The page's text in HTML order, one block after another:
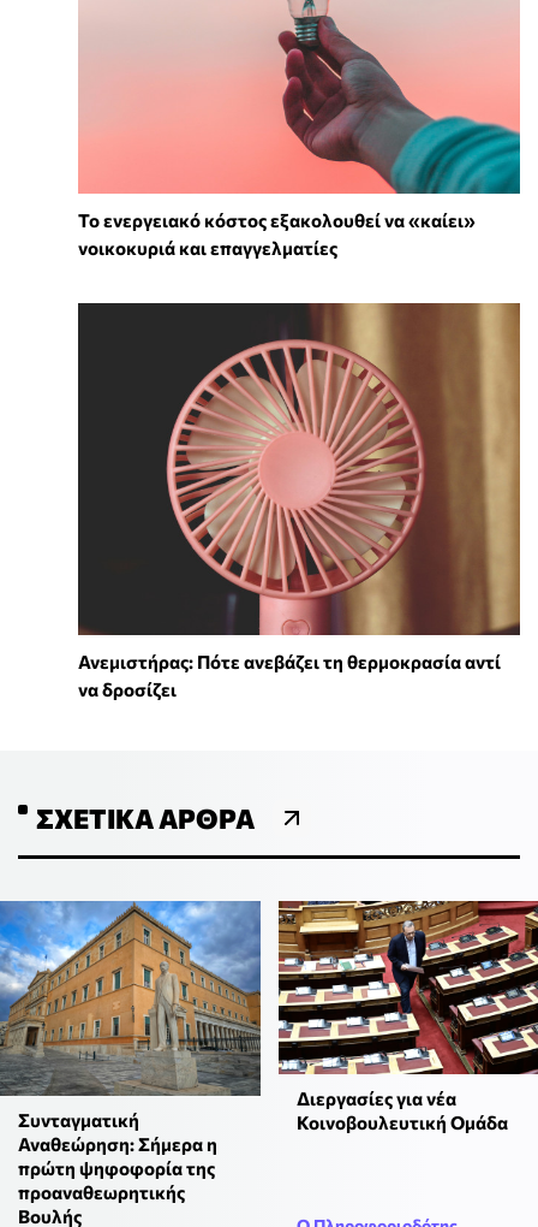
Το ενεργειακό κόστος εξακολουθεί να «καίει»
νοικοκυριά και επαγγελματίες
Ανεμιστήρας: Πότε ανεβάζει τη θερμοκρασία αντί
να δροσίζει
ΣΧΕΤΙΚΆ ΆΡΘΡΑ
Συνταγματική
Αναθεώρηση: Σήμερα η
πρώτη ψηφοφορία της
προαναθεωρητικής
Βουλής
Διεργασίες για νέα
Κοινοβουλευτική Ομάδα